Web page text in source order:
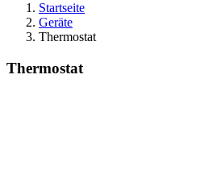
Startseite
Geräte
Thermostat
Thermostat